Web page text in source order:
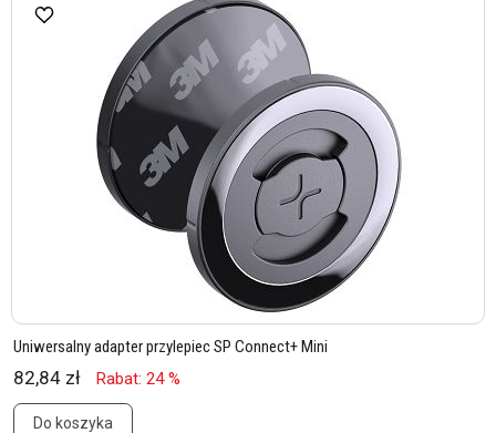
Uniwersalny adapter przylepiec SP Connect+ Mini
82,84 zł Rabat: 24 %
Do koszyka